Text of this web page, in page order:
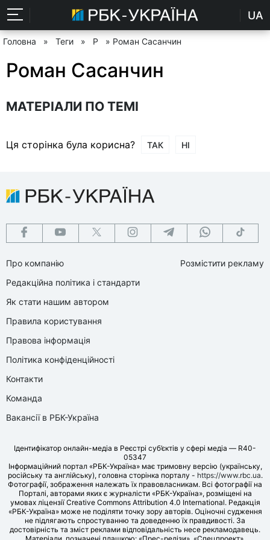
UA
Головна » Теги » Р » Роман Сасанчин
Роман Сасанчин
МАТЕРІАЛИ ПО ТЕМІ
Ця сторінка була корисна? ТАК НІ
Про компанію
Редакційна політика і стандарти
Як стати нашим автором
Правила користування
Правова інформація
Політика конфіденційності
Контакти
Команда
Вакансії в РБК-Україна
Розмістити рекламу
Ідентифікатор онлайн-медіа в Реєстрі суб’єктів у сфері медіа — R40-
05347
Інформаційний портал «РБК-Україна» має тримовну версію (українську,
російську та англійську), головна сторінка порталу - https://www.rbc.ua.
Фотографії, зображення належать їх правовласникам. Всі фотографії на
Порталі, авторами яких є журналісти «РБК-Україна», розміщені на
умовах ліцензії Creative Commons Attribution 4.0 International. Редакція
«РБК-Україна» може не поділяти точку зору авторів. Оціночні судження
не підлягають спростуванню та доведенню їх правдивості. За
достовірність та зміст реклами відповідальність несе рекламодавець.